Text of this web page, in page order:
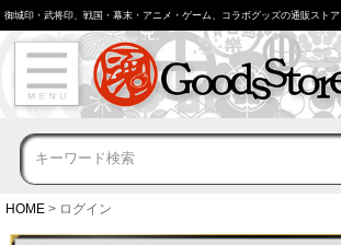
御城印・武将印、戦国・幕末・アニメ・ゲーム、コラボグッズの通販ストア
HOME ログイン